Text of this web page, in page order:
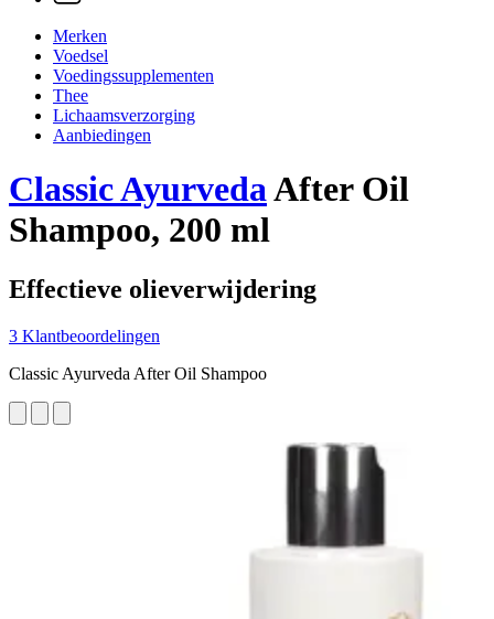
Merken
Voedsel
Voedingssupplementen
Thee
Lichaamsverzorging
Aanbiedingen
Classic AyurvedaAfter Oil
Shampoo, 200 ml
Effectieve olieverwijdering
3 Klantbeoordelingen
Classic Ayurveda After Oil Shampoo